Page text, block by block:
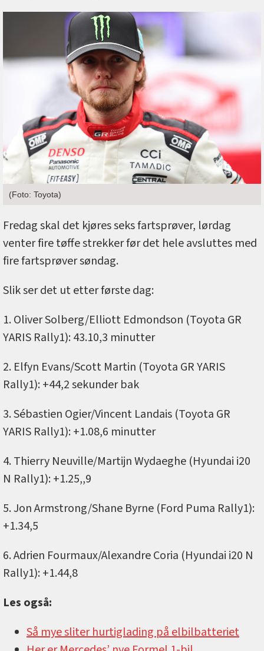
(Foto: Toyota)
Fredag skal det kjøres seks fartsprøver, lørdag
venter fire tøffe strekker før det hele avsluttes med
fire fartsprøver søndag.
Slik ser det ut etter første dag:
1. Oliver Solberg/Elliott Edmondson (Toyota GR
YARIS Rally1): 43.10,3 minutter
2. Elfyn Evans/Scott Martin (Toyota GR YARIS
Rally1): +44,2 sekunder bak
3. Sébastien Ogier/Vincent Landais (Toyota GR
YARIS Rally1): +1.08,6 minutter
4. Thierry Neuville/Martijn Wydaeghe (Hyundai i20
N Rally1): +1.25,,9
5. Jon Armstrong/Shane Byrne (Ford Puma Rally1):
+1.34,5
6. Adrien Fourmaux/Alexandre Coria (Hyundai i20 N
Rally1): +1.44,8
Les også:
Så mye sliter hurtiglading på elbilbatteriet